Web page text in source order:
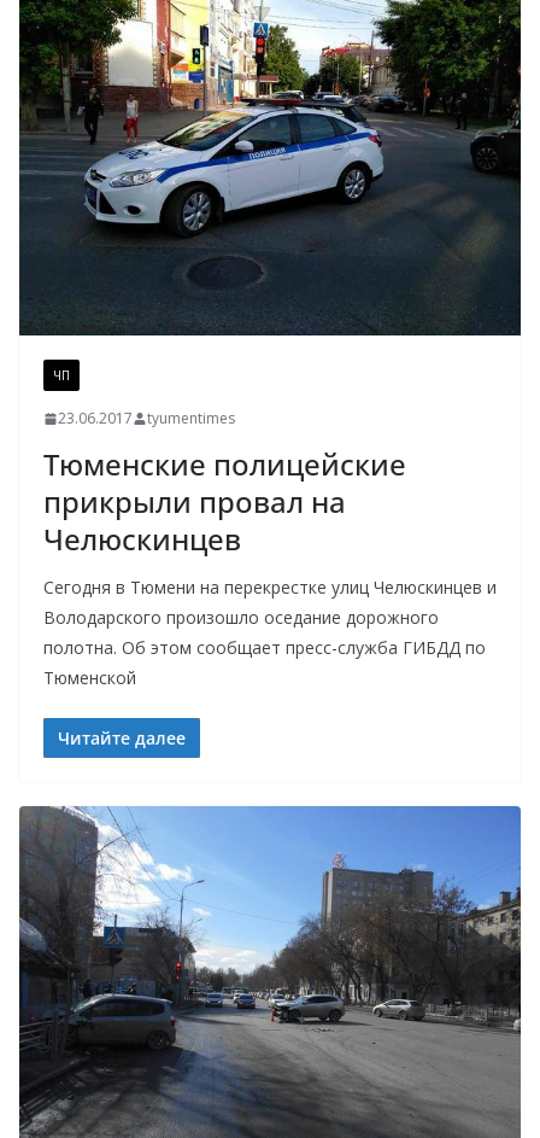
ЧП
23.06.2017 tyumentimes
Тюменские полицейские
прикрыли провал на
Челюскинцев
Сегодня в Тюмени на перекрестке улиц Челюскинцев и
Володарского произошло оседание дорожного
полотна. Об этом сообщает пресс-служба ГИБДД по
Тюменской
Читайте далее